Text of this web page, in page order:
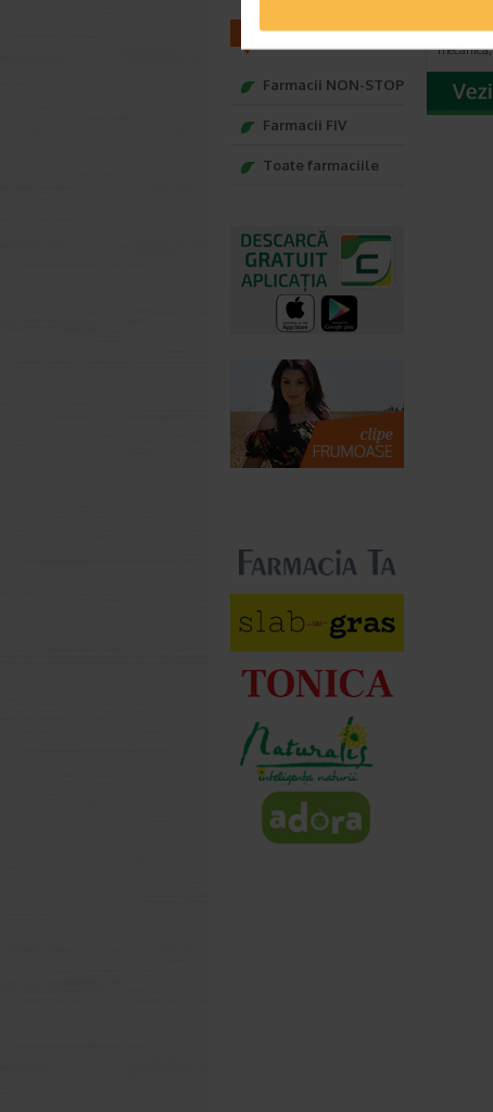
dispozitiv
FARMACII
Farmacii NON-STOP
Farmacii FIV
Toate farmaciile